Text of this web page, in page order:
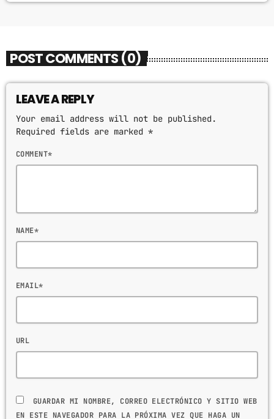
POST COMMENTS (0)
LEAVE A REPLY
Your email address will not be published.
Required fields are marked *
COMMENT*
NAME*
EMAIL*
URL
GUARDAR MI NOMBRE, CORREO ELECTRÓNICO Y SITIO WEB
EN ESTE NAVEGADOR PARA LA PRÓXIMA VEZ QUE HAGA UN